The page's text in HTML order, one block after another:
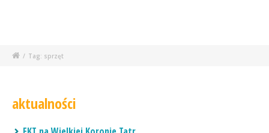
/ Tag: sprzęt
aktualności